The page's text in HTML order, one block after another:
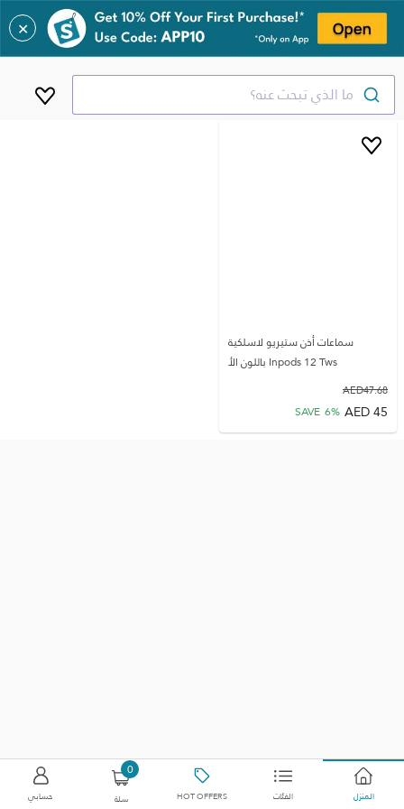
✕
ما الذي تبحث عنه؟
سماعات أذن ستيريو لاسلكية
Inpods 12 Tws باللون الأ
47.68
AED
45
AED
SAVE 6%
المنزل الفئات HOT OFFERS
0
سلة حسابي